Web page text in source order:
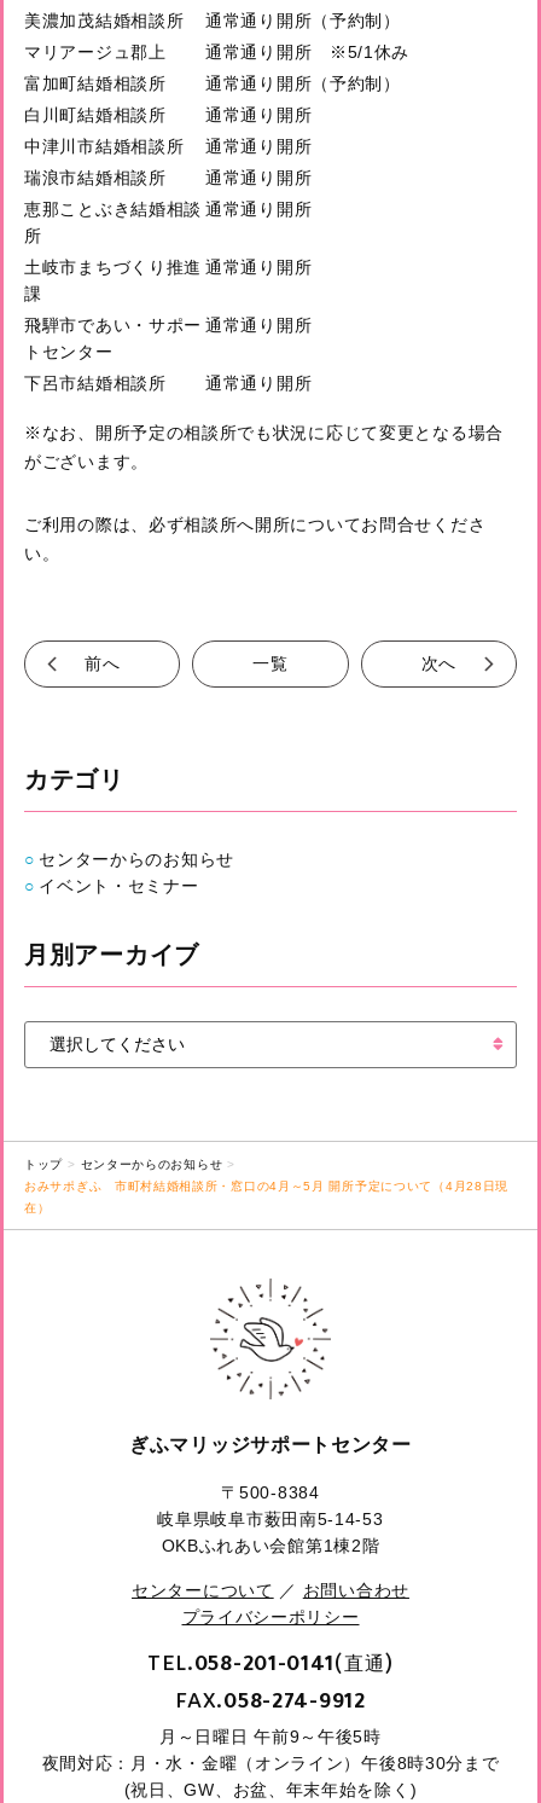
美濃加茂結婚相談所
通常通り開所（予約制）
マリアージュ郡上
通常通り開所 ※5/1休み
富加町結婚相談所
通常通り開所（予約制）
白川町結婚相談所
通常通り開所
中津川市結婚相談所
通常通り開所
瑞浪市結婚相談所
通常通り開所
恵那ことぶき結婚相談
所
通常通り開所
土岐市まちづくり推進
課
通常通り開所
飛騨市であい・サポー
トセンター
通常通り開所
下呂市結婚相談所 通常通り開所
※なお、開所予定の相談所でも状況に応じて変更となる場合
がございます。
ご利用の際は、必ず相談所へ開所についてお問合せくださ
い。
前へ 一覧 次へ
カテゴリ
センターからのお知らせ
イベント・セミナー
月別アーカイブ
トップ
センターからのお知らせ
おみサポぎふ 市町村結婚相談所・窓口の4月～5月 開所予定について（4月28日現
在）
ぎふマリッジサポートセンター
〒500-8384
岐阜県岐阜市薮田南5-14-53
OKBふれあい会館第1棟2階
センターについて ／ お問い合わせ
プライバシーポリシー
TEL.058-201-0141(直通)
FAX.058-274-9912
月～日曜日 午前9～午後5時
夜間対応：月・水・金曜（オンライン）午後8時30分まで
(祝日、GW、お盆、年末年始を除く)